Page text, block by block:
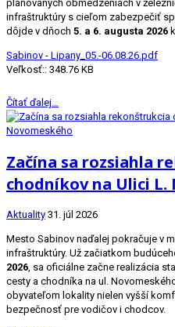
plánovaných obmedzeniach v
infraštruktúry s cieľom zabezpečiť
dôjde v dňoch 5. a 6. augusta 2026
Sabinov - Lipany_05.-06.08.26.pdf
Veľkosť:: 348.76 KB
Čítať ďalej…
Začína sa rozsiahla
chodníkov na Ulici L.
Aktuality 31. júl 2026
Mesto Sabinov naďalej pokračuje v
infraštruktúry. Už začiatkom
2026, sa oficiálne začne realizácia
cesty a chodníka na ul.
obyvateľom lokality nielen vyšší
bezpečnosť pre vodičov i chodcov.